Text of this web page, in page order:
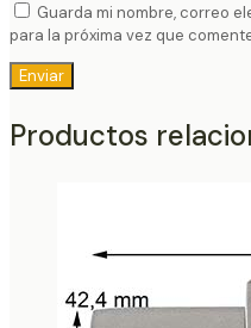
Guarda mi nombre, correo
para la próxima vez que
Productos